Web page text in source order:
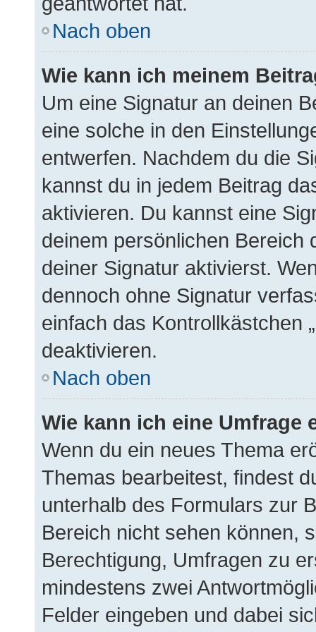
Nach oben
Wie kann ich meinem
Um eine Signatur an deinen
eine solche in den
entwerfen. Nachdem du die
kannst du in jedem Beitrag
aktivieren. Du kannst eine
deinem persönlichen Bereich
deiner Signatur aktivierst.
dennoch ohne Signatur
einfach das Kontrollkästchen
deaktivieren.
Nach oben
Wie kann ich eine Umfrage
Wenn du ein neues Thema
Themas bearbeitest, findest
unterhalb des Formulars zur
Bereich nicht sehen können,
Berechtigung, Umfragen zu
mindestens zwei
Felder eingeben und dabei